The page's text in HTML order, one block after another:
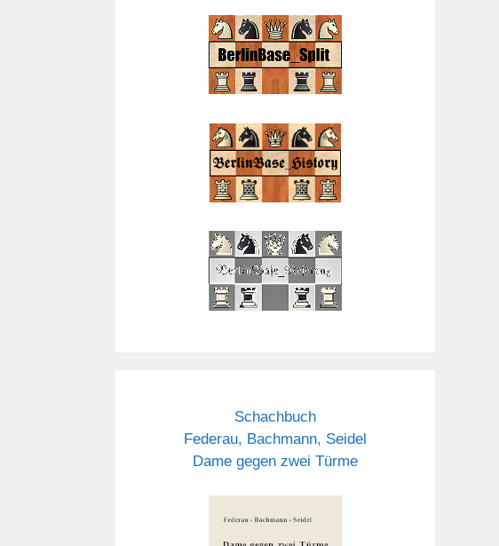
Schachbuch
Federau, Bachmann, Seidel
Dame gegen zwei Türme